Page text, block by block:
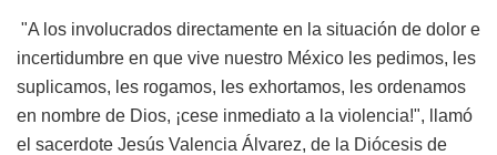
"A los involucrados directamente en la situación de dolor e
incertidumbre en que vive nuestro México les pedimos, les
suplicamos, les rogamos, les exhortamos, les ordenamos
en nombre de Dios, ¡cese inmediato a la violencia!", llamó
el sacerdote Jesús Valencia Álvarez, de la Diócesis de